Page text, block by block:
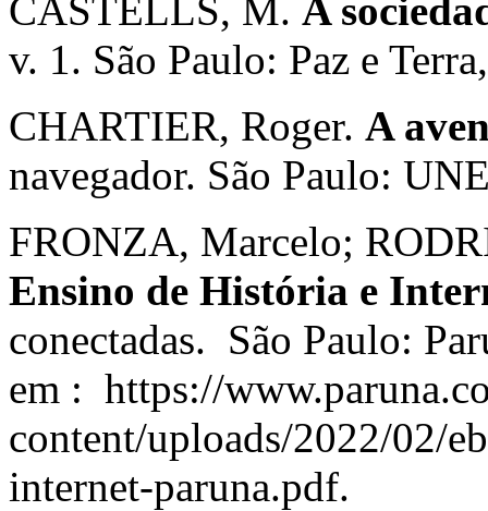
CASTELLS, M. A
v. 1. São Paulo: Paz e
CHARTIER, Roger. A
navegador. São Paulo:
FRONZA, Marcelo;
Ensino de História e
conectadas. São Paulo:
em : https://
content/uploads/2022/02/
internet-paruna.pdf.